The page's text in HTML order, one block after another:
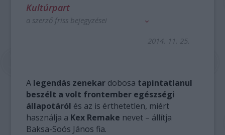
Kultúrpart
a szerző friss bejegyzései
2014. 11. 25.
A legendás zenekar dobosa tapintatlanul
beszélt a volt frontember egészségi
állapotáról és az is érthetetlen, miért
használja a Kex Remake nevet – állítja
Baksa-Soós János fia.